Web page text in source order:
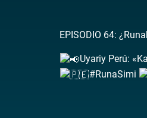
EPISODIO 64:
Uyariy Perú:
#RunaSimi